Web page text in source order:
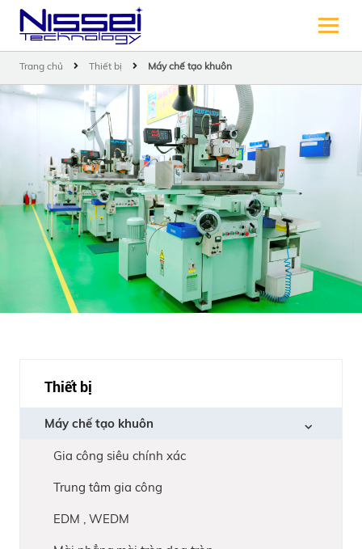
Trang chủ Thiết bị Máy chế tạo khuôn
Thiết bị
Máy chế tạo khuôn
Gia công siêu chính xác
Trung tâm gia công
EDM , WEDM